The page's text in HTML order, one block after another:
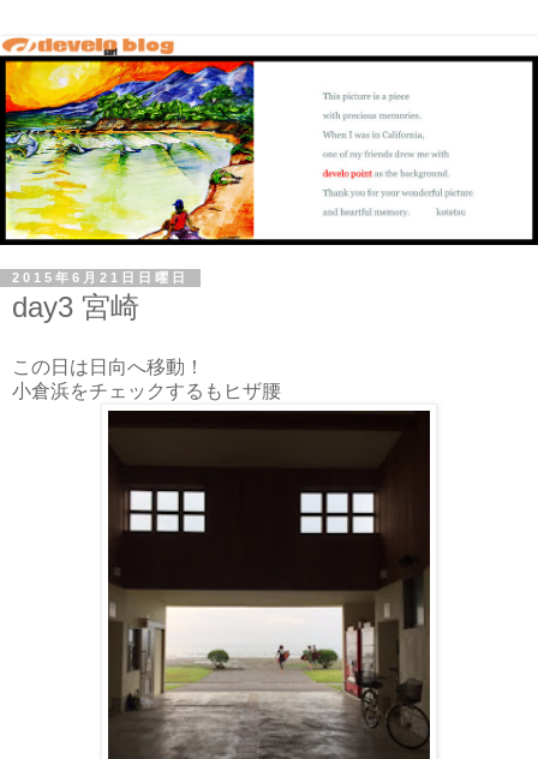
2015年6月21日日曜日
day3 宮崎
この日は日向へ移動！
小倉浜をチェックするもヒザ腰